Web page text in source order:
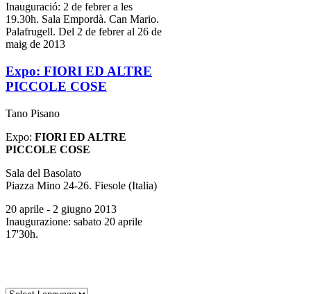
Inauguració: 2 de febrer a les
19.30h. Sala Empordà. Can Mario.
Palafrugell. Del 2 de febrer al 26 de
maig de 2013
Expo: FIORI ED ALTRE
PICCOLE COSE
Tano Pisano
Expo: FIORI ED ALTRE
PICCOLE COSE
Sala del Basolato
Piazza Mino 24-26. Fiesole (Italia)
20 aprile - 2 giugno 2013
Inaugurazione: sabato 20 aprile
17'30h.